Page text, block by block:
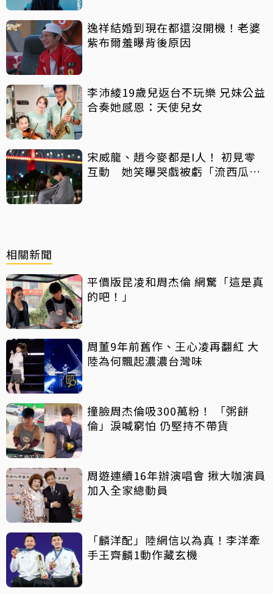
逸祥結婚到現在都還沒開機！老婆
紫布爾羞曝背後原因
李沛綾19歲兒返台不玩樂 兄妹公益
合奏她感恩：天使兒女
宋威龍、趙今麥都是I人！ 初見零
互動 她笑曝哭戲被虧「流西瓜
相關新聞
平價版昆凌和周杰倫 網驚「這是真
的吧！」
周董9年前舊作、王心凌再翻紅 大
陸為何飄起濃濃台灣味
撞臉周杰倫吸300萬粉！ 「粥餅
倫」淚喊窮怕 仍堅持不帶貨
周遊連續16年辦演唱會 揪大咖演員
加入全家總動員
「麟洋配」陸網信以為真！李洋牽
手王齊麟1動作藏玄機